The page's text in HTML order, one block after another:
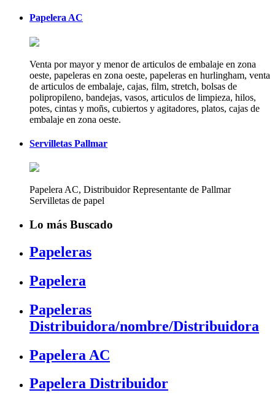
Papelera AC
Venta por mayor y menor de articulos de embalaje en zona
oeste, papeleras en zona oeste, papeleras en hurlingham, venta
de articulos de embalaje, cajas, film, stretch, bolsas de
polipropileno, bandejas, vasos, articulos de limpieza, hilos,
potes, cintas y moñs, cubiertos y agitadores, platos, cajas de
embalaje en zona oeste.
Servilletas Pallmar
Papelera AC, Distribuidor Representante de Pallmar
Servilletas de papel
Lo más Buscado
Papeleras
Papelera
Papeleras
Distribuidora/nombre/Distribuidora
Papelera AC
Papelera Distribuidor